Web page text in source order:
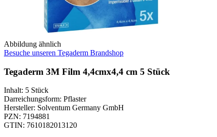
Abbildung ähnlich
Besuche unseren Tegaderm Brandshop
Tegaderm 3M Film 4,4cmx4,4 cm 5 Stück
Inhalt: 5 Stück
Darreichungsform: Pflaster
Hersteller: Solventum Germany GmbH
PZN: 7194881
GTIN: 7610182013120